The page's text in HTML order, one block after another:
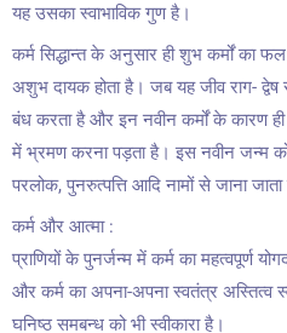
यह उसका स्वाभाविक गुण है।
कर्म सिद्धान्त के अनुसार ही शुभ कर्मों
अशुभ दायक होता है। जब यह जीव राग- द्वेष
बंध करता है और इन नवीन कर्मों के कारण
में भ्रमण करना पड़ता है। इस नवीन जन्म को
परलोक, पुनरुत्पत्ति आदि नामों से जाना जाता
कर्म और आत्मा :
प्राणियों के पुनर्जन्म में कर्म का महत्वपूर्ण
और कर्म का अपना-अपना स्वतंत्र अस्तित्व
घनिष्ठ समबन्ध को भी स्वीकारा है।